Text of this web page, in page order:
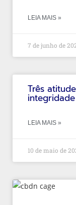
LEIA MAIS »
7 de junho de
Três
LEIA MAIS »
10 de maio de